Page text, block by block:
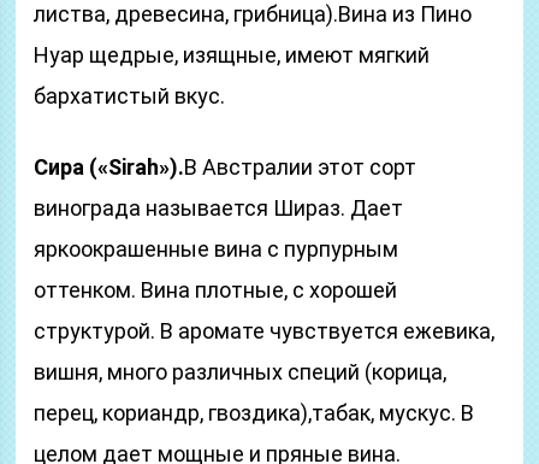
листва, древесина, грибница).Вина из Пино
Нуар щедрые, изящные, имеют мягкий
бархатистый вкус.
Сира («Sirah»).В Австралии этот сорт
винограда называется Шираз. Дает
яркоокрашенные вина с пурпурным
оттенком. Вина плотные, с хорошей
структурой. В аромате чувствуется ежевика,
вишня, много различных специй (корица,
перец, кориандр, гвоздика),табак, мускус. В
целом дает мощные и пряные вина.